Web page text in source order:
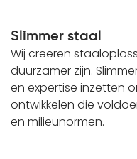
Slimmer staal
Wij creëren
duurzamer zijn.
en expertise inzetten
ontwikkelen die
en milieunormen.